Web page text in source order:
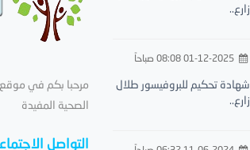
زارع..
شهادة تحكيم للبروفيسور طلال
زارع..
مرحبا بكم في موقع
الصحية المفيدة
التواصل